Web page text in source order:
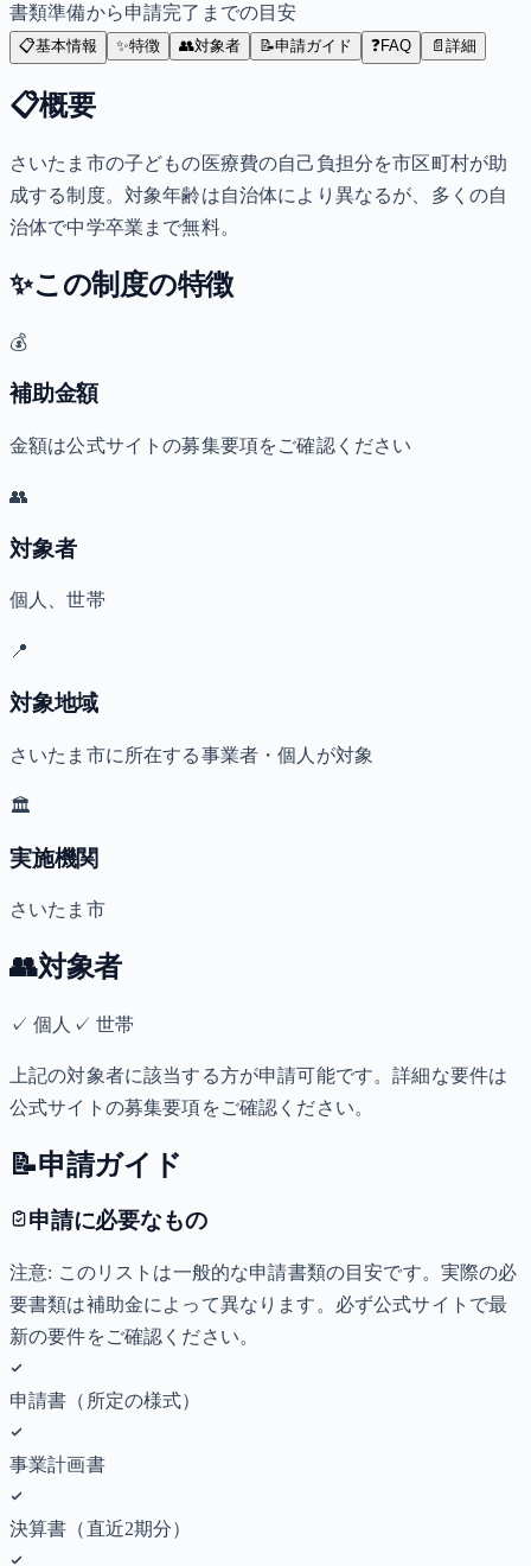
書類準備から申請完了までの目安
📋基本情報 ✨特徴 👥対象者 📝申請ガイド ❓FAQ 📄 詳細
📋概要
さいたま市の子どもの医療費の自己負担分を市区町村が助
成する制度。対象年齢は自治体により異なるが、多くの自
治体で中学卒業まで無料。
✨この制度の特徴
💰
補助金額
金額は公式サイトの募集要項をご確認ください
👥
対象者
個人、世帯
📍
対象地域
さいたま市に所在する事業者・個人が対象
🏛️
実施機関
さいたま市
👥対象者
✓個人 ✓ 世帯
上記の対象者に該当する方が申請可能です。詳細な要件は
公式サイトの募集要項をご確認ください。
📝申請ガイド
申請に必要なもの
注意: このリストは一般的な申請書類の目安です。実際の必
要書類は補助金によって異なります。必ず公式サイトで最
新の要件をご確認ください。
申請書（所定の様式）
事業計画書
決算書（直近2期分）